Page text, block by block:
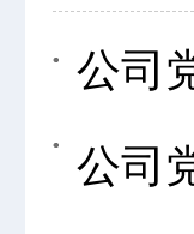
公司
公司